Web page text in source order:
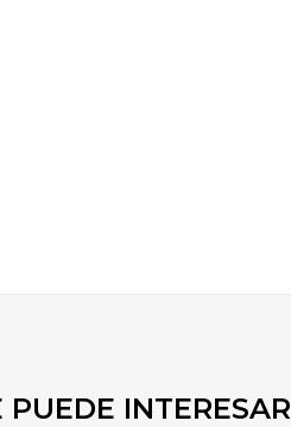
PUEDE INTERESAR